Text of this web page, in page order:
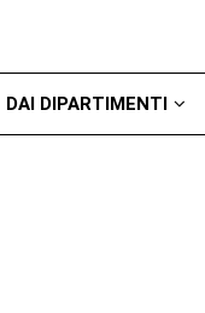
DAI DIPARTIMENTI